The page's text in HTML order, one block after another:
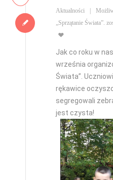
Aktualności
„Sprzątanie Świata”.
Jak co roku w
września
Świata”.
rękawice
segregowali
jest czysta!